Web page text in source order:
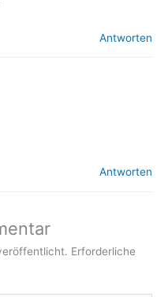
Antworten
Antworten
Erforderliche